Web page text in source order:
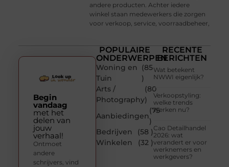
andere producten. Achter iedere
winkel staan medewerkers die zorgen
voor verkoop, service, voorraadbeheer,
POPULAIRE
ONDERWERPEN
Woning en
Tuin
(85
)
Arts /
Photography
(80
)
Aanbiedingen
(75
)
Bedrijven
(58 )
Winkelen
(32 )
RECENTE
BERICHTEN
Wat betekent
NWWI eigenlijk?
Verkoopstyling:
welke trends
werken nu?
Cao Detailhandel
2026: wat
verandert er voor
werknemers en
werkgevers?
Begin
vandaag
met het
delen van
jouw
verhaal!
Ontmoet
andere
schrijvers, vind